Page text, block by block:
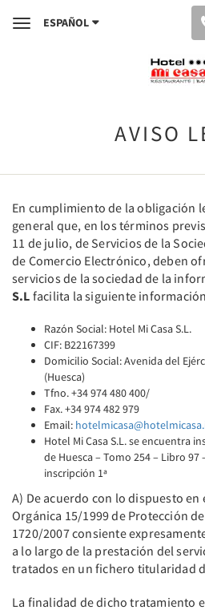
ToggleESPAÑOL
AVISO
En cumplimiento de la obligación
general que, en los términos
11 de julio, de Servicios de la
de Comercio Electrónico, deben
servicios de la sociedad de la
S.L facilita la siguiente
Razón Social: Hotel Mi Casa S.L.
CIF: B22167399
Domicilio Social: Avenida del
(Huesca)
Tfno. +34 974 480 400/
Fax. +34 974 482 979
Email:
Hotel Mi Casa S.L. se encuentra
de Huesca – Tomo 254 – Libro 97
inscripción 1ª
A) De acuerdo con lo dispuesto en
Orgánica 15/1999 de Protección
1720/2007 consiente
a lo largo de la prestación del
tratados en un fichero titularidad
La finalidad de dicho tratamiento